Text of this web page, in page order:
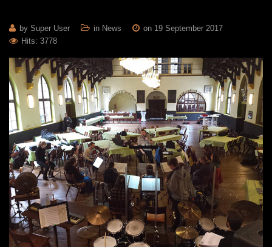
by Super User in News
on 19 September 2017
Hits: 3778